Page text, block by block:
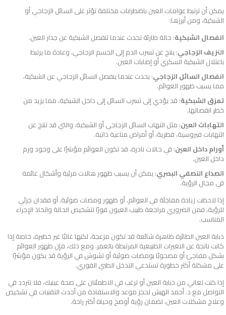
يمكن أن ترتبط عوامات العين باضطرابات مختلفة تؤثر على السائل الزجاجي أو
الشبكية، ومن أبرزها:
انفصال الشبكية: حالة طارئة تحدث عندما تنفصل الشبكية عن جدار العين.
النزيف الزجاجي: ينتج عن تسرب الدم إلى الجسم الزجاجي، وعادة ما يرتبط
باعتلال الشبكية السكري أو إصابات العين.
انفصال السائل الزجاجي: يحدث عندما ينفصل السائل الزجاجي عن الشبكية،
مما يسبب ظهور العوائم.
تمزق الشبكية: قد يؤدي إلى تسرب السائل إلى داخل الشبكية، مما يزيد من
خطر انفصالها.
التهابات العين: مثل التهاب السائل الزجاجي أو الشبكية، والتي قد تنتج عن
التهابات فيروسية، فطرية، أو أمراض مناعية ذاتية.
أورام داخل العين: في حالات نادرة، قد تكون العوائم مؤشرًا على وجود ورم
داخل العين.
الصداع النصفي البصري: يمكن أن يسبب ظهور هالات مرئية وأشكال عائمة
في مجال الرؤية.
إذا لاحظت زيادة مفاجئة في العوائم، أو ظهور ومضات ضوئية، أو فقدان جزئي
للرؤية، فمن الضروري مراجعة طبيب العيون فورًا لتشخيص الحالة واتخاذ الإجراء
المناسب.
ذبابة العين الطائرة ظاهرة شائعة قد تكون مزعجة، لكنها غالبًا غير خطيرة، خاصة إذا
كانت ناتجة عن التغيرات الطبيعية المرتبطة بالعمر. ومع ذلك، فإن ظهور العوائم
بشكل مفاجئ أو مصحوبًا بومضات ضوئية أو تشوش في الرؤية قد يكون مؤشرًا
على مشكلة أكثر خطورة تستدعي التدخل الطبي الفوري.
إذا كنت تعاني من ذبابة العين أو ترغب في الاطمئنان على صحة عينيك، فلا تتردد في
التواصل مع د. أحمد الهبش لحجز موعد والاستفادة من أحدث التقنيات في تشخيص
وعلاج مشكلات العين، لضمان رؤية أوضح وحياة أكثر راحة.